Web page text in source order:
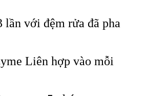
lần với đệm rửa đã pha
Liên hợp vào mỗi